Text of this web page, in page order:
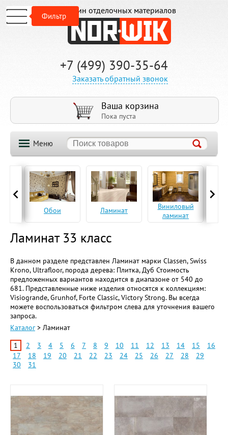
Магазин отделочных материалов
+7 (499) 390-35-64
Заказать обратный звонок
Ваша корзина
Пока пуста
Меню
Обои Ламинат
Виниловый
ламинат
Фильтр
Ламинат 33 класс
В данном разделе представлен Ламинат марки Classen, Swiss
Krono, Ultrafloor, порода дерева: Плитка, Дуб Стоимость
предложенных вариантов находится в диапазоне от 540 до
681. Представленные ниже изделия относятся к коллекциям:
Visiogrande, Grunhof, Forte Classic, Victory Strong. Вы всегда
можете воспользоваться фильтром слева для уточнения вашего
запроса.
Каталог> Ламинат
1
2 3 4 5 6 7 8 9 10 11 12 13 14 15
16
17
18 19 20 21 22 23 24 25 26 27 28
29
30
31